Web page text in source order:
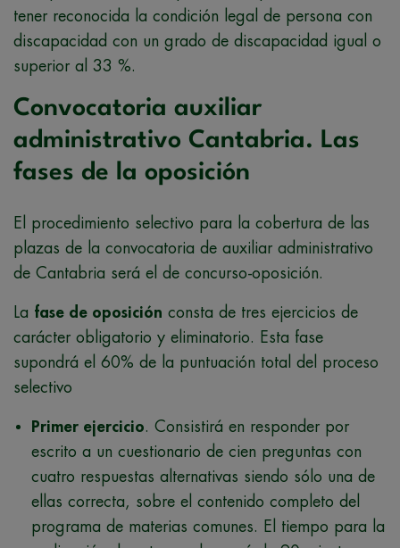
tener reconocida la condición legal de persona con
discapacidad con un grado de discapacidad igual o
superior al 33 %.
Convocatoria auxiliar
administrativo Cantabria. Las
fases de la oposición
El procedimiento selectivo para la cobertura de las
plazas de la convocatoria de auxiliar administrativo
de Cantabria será el de concurso-oposición.
La fase de oposición consta de tres ejercicios de
carácter obligatorio y eliminatorio. Esta fase
supondrá el 60% de la puntuación total del proceso
selectivo
Primer ejercicio. Consistirá en responder por
escrito a un cuestionario de cien preguntas con
cuatro respuestas alternativas siendo sólo una de
ellas correcta, sobre el contenido completo del
programa de materias comunes. El tiempo para la